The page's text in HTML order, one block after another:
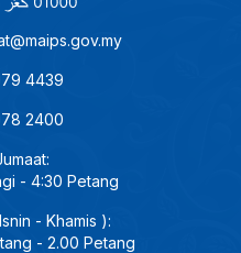
4439
2400
- 4:30 Petang
- Khamis ):
- 2.00 Petang